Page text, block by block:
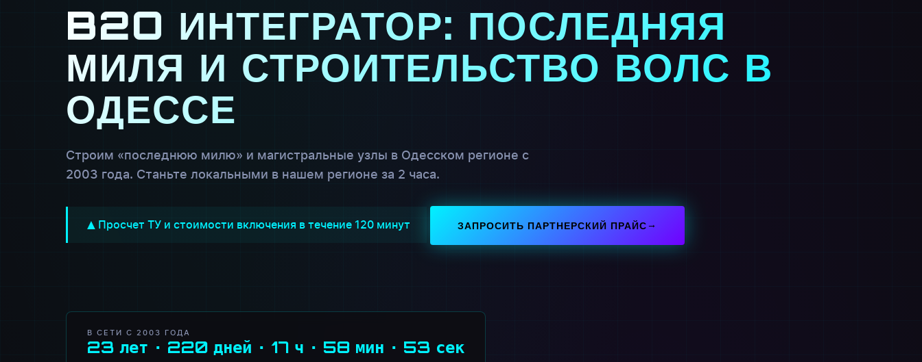
B2O ИНТЕГРАТОР: ПОСЛЕДНЯЯ
МИЛЯ И СТРОИТЕЛЬСТВО ВОЛС В
ОДЕССЕ
Строим «последнюю милю» и магистральные узлы в Одесском регионе с
2003 года. Станьте локальными в нашем регионе за 2 часа.
Просчет ТУ и стоимости включения в течение 120 минут ЗАПРОСИТЬ ПАРТНЕРСКИЙ ПРАЙС →
В СЕТИ С 2003 ГОДА
23 лет · 220 дней · 17 ч · 58 мин · 55 сек